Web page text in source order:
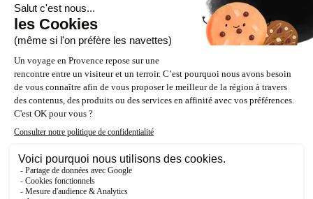
NOS PARTENAIRES
ESPACE PRO / PRESSE